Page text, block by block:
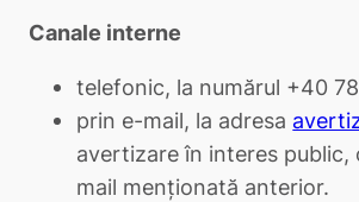
Canale interne
telefonic, la numărul +40
prin e-mail, la adresa
avertizare în interes public,
mail menționată anterior.